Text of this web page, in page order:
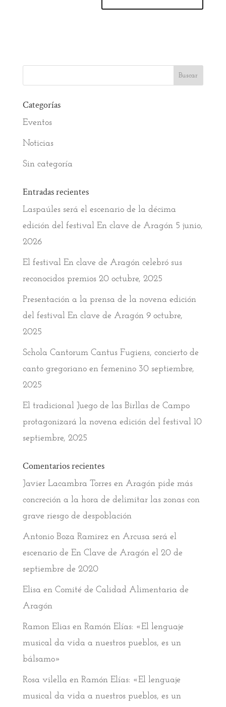
Categorías
Eventos
Noticias
Sin categoría
Entradas recientes
Laspaúles será el escenario de la décima
edición del festival En clave de Aragón 5 junio,
2026
El festival En clave de Aragón celebró sus
reconocidos premios 20 octubre, 2025
Presentación a la prensa de la novena edición
del festival En clave de Aragón 9 octubre,
2025
Schola Cantorum Cantus Fugiens, concierto de
canto gregoriano en femenino 30 septiembre,
2025
El tradicional Juego de las Birllas de Campo
protagonizará la novena edición del festival 10
septiembre, 2025
Comentarios recientes
Javier Lacambra Torresen Aragón pide más
concreción a la hora de delimitar las zonas con
grave riesgo de despoblación
Antonio Boza Ramirez en Arcusa será el
escenario de En Clave de Aragón el 20 de
septiembre de 2020
Elisa en Comité de Calidad Alimentaria de
Aragón
Ramon Eliasen Ramón Elías: «El lenguaje
musical da vida a nuestros pueblos, es un
bálsamo»
Rosa vilella en Ramón Elías: «El lenguaje
musical da vida a nuestros pueblos, es un